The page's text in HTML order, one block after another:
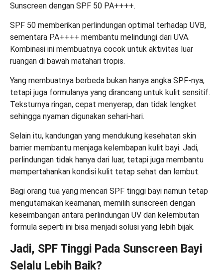
Sunscreen dengan SPF 50 PA++++.
SPF 50 memberikan perlindungan optimal terhadap UVB,
sementara PA++++ membantu melindungi dari UVA.
Kombinasi ini membuatnya cocok untuk aktivitas luar
ruangan di bawah matahari tropis.
Yang membuatnya berbeda bukan hanya angka SPF-nya,
tetapi juga formulanya yang dirancang untuk kulit sensitif.
Teksturnya ringan, cepat menyerap, dan tidak lengket
sehingga nyaman digunakan sehari-hari.
Selain itu, kandungan yang mendukung kesehatan skin
barrier membantu menjaga kelembapan kulit bayi. Jadi,
perlindungan tidak hanya dari luar, tetapi juga membantu
mempertahankan kondisi kulit tetap sehat dan lembut.
Bagi orang tua yang mencari SPF tinggi bayi namun tetap
mengutamakan keamanan, memilih sunscreen dengan
keseimbangan antara perlindungan UV dan kelembutan
formula seperti ini bisa menjadi solusi yang lebih bijak.
Jadi, SPF Tinggi Pada Sunscreen Bayi
Selalu Lebih Baik?